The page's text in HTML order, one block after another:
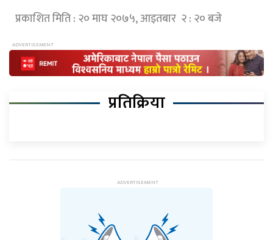
प्रकाशित मिति : २० माघ २०७५, आइतबार २ : २० बजे
प्रतिक्रिया